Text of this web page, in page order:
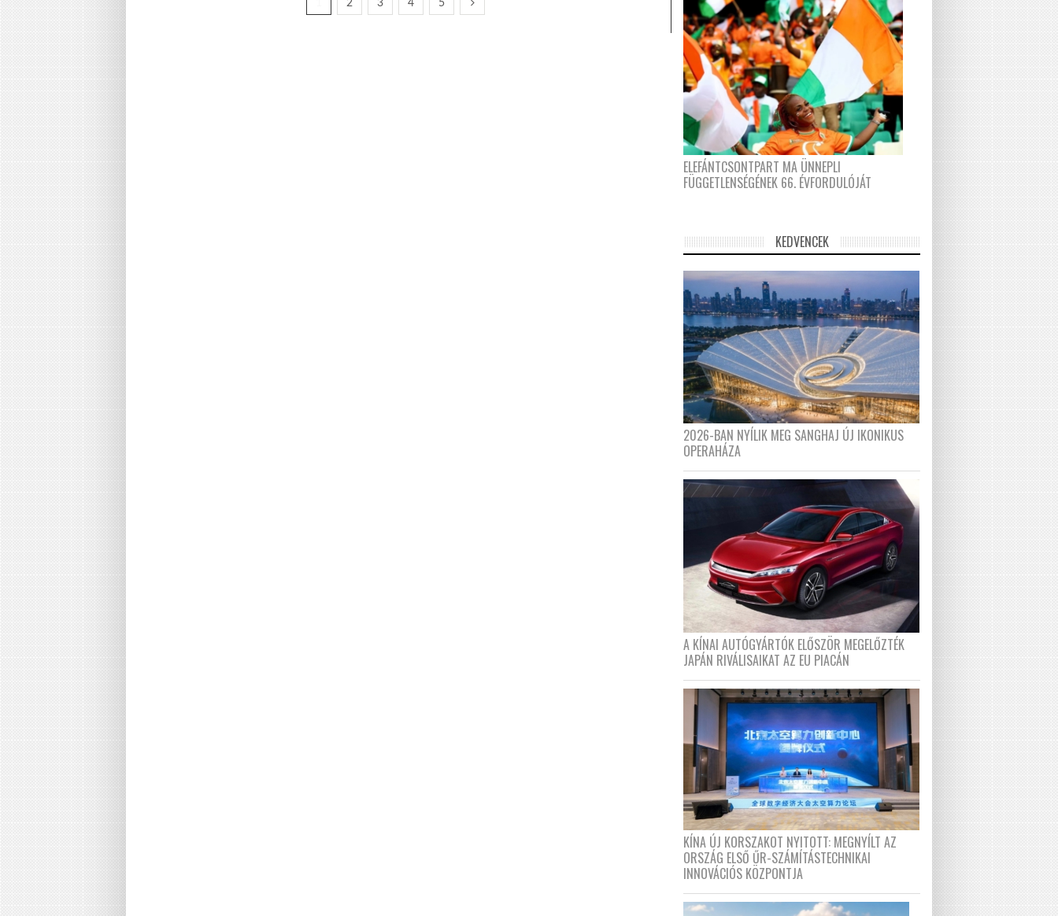
2 3 4 5
ELEFÁNTCSONTPART MA ÜNNEPLI
FÜGGETLENSÉGÉNEK 66. ÉVFORDULÓJÁT
KEDVENCEK
2026-BAN NYÍLIK MEG SANGHAJ ÚJ IKONIKUS
OPERAHÁZA
A KÍNAI AUTÓGYÁRTÓK ELŐSZÖR MEGELŐZTÉK
JAPÁN RIVÁLISAIKAT AZ EU PIACÁN
KÍNA ÚJ KORSZAKOT NYITOTT: MEGNYÍLT AZ
ORSZÁG ELSŐ ŰR-SZÁMÍTÁSTECHNIKAI
INNOVÁCIÓS KÖZPONTJA